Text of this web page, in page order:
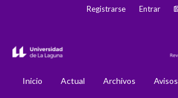
Inicio Actual Archivos Avisos
Registrarse Entrar